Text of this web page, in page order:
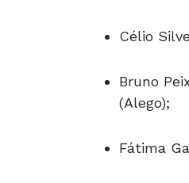
Célio
Bruno
(Alego);
Fátima